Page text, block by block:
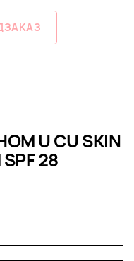
U CU SKIN
28